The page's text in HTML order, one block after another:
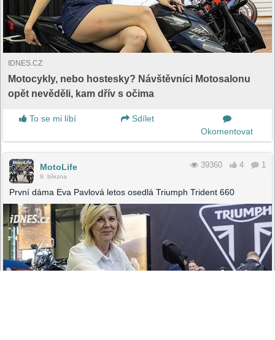
IDNES.CZ
Motocykly, nebo hostesky? Návštěvníci Motosalonu
opět nevěděli, kam dřív s očima
To se mi líbí
Sdílet
Okomentovat
MotoLife
9. března
39360 4 1
První dáma Eva Pavlová letos osedlá Triumph Trident 660